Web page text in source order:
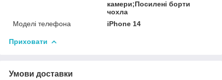
камери;Посилені борти
чохла
Моделі телефона
iPhone 14
Приховати
Умови доставки